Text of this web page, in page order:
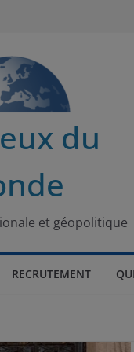
du
et géopolitique
RECRUTEMENT